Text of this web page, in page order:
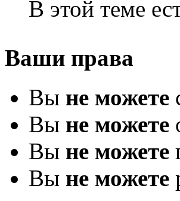
В этой теме
Ваши права
Вы не можете
Вы не можете
Вы не можете
Вы не можете